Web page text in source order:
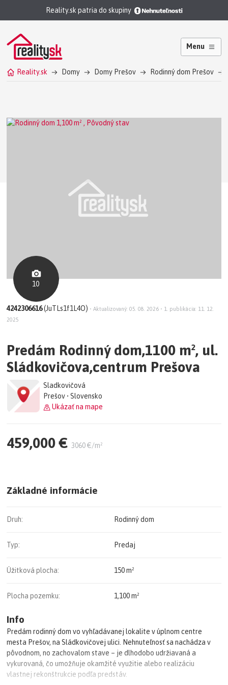
Reality.sk patria do skupiny
Menu
Reality.sk Domy Domy Prešov Rodinný dom Prešov
10
4242306616(JuTLs1f1L4O) • Aktualizovaný: 05. 08. 2026 • 1. publikácia: 11. 12.
2025
Predám Rodinný dom,1100 m², ul.
Sládkovičova,centrum Prešova
Sladkovičová
Prešov • Slovensko
Ukázať na mape
459,000 €3060 €/m²
Základné informácie
Druh: Rodinný dom
Typ: Predaj
Úžitková plocha: 150 m²
Plocha pozemku: 1,100 m²
Info
Predám rodinný dom vo vyhľadávanej lokalite v úplnom centre
mesta Prešov, na Sládkovičovej ulici. Nehnuteľnosť sa nachádza v
pôvodnom, no zachovalom stave – je dlhodobo udržiavaná a
vykurovaná, čo umožňuje okamžité využitie alebo realizáciu
vlastnej rekonštrukcie podľa predstáv.